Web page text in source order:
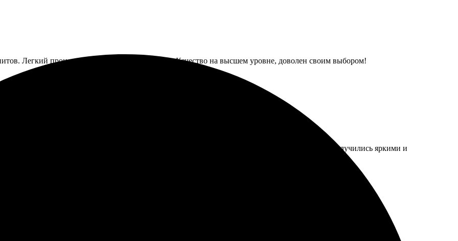
Легкий процесс заказа и простой редактор. Качество на высшем уровне, доволен своим выбором!
Легкий процесс оформления, сайт интуитивно понятен. Качество на высоте, магниты получились яркими и
попробовать.